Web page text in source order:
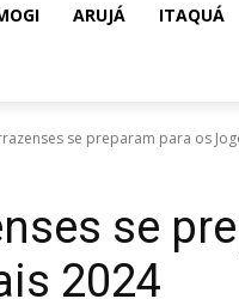
ARUJÁ ITAQUÁ
se preparam para os
se
2024